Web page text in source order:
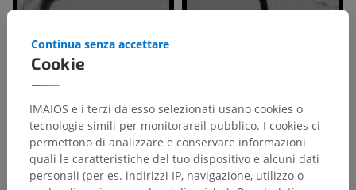
Cookie
Continua senza accettare
IMAIOS e i terzi da esso selezionati usano cookies o
tecnologie simili per monitorareil pubblico. I cookies ci
permettono di analizzare e conservare informazioni
quali le caratteristiche del tuo dispositivo e alcuni dati
personali (per es. indirizzi IP, navigazione, utilizzo o